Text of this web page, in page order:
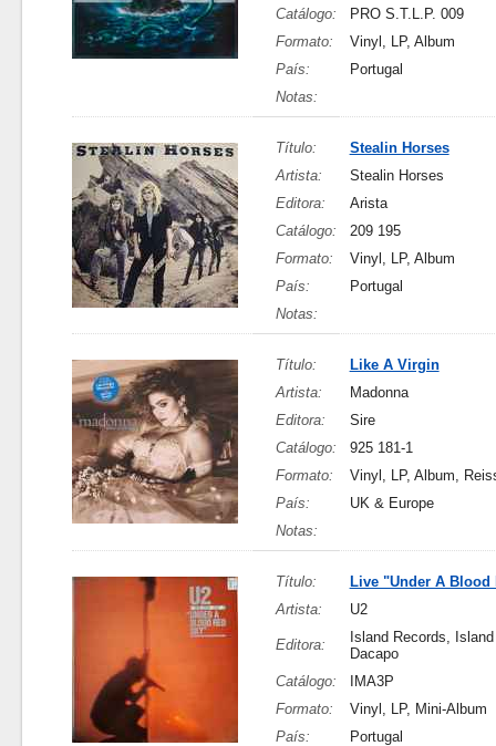
Catálogo:
PRO S.T.L.P. 009
Formato:
Vinyl, LP, Album
País:
Portugal
Notas:
Título:
Stealin Horses
Artista:
Stealin Horses
Editora:
Arista
Catálogo:
209 195
Formato:
Vinyl, LP, Album
País:
Portugal
Notas:
Título:
Like A Virgin
Artista:
Madonna
Editora:
Sire
Catálogo:
925 181-1
Formato:
Vinyl, LP, Album,
País:
UK & Europe
Notas:
Título:
Live "Under A Blood
Artista:
U2
Editora:
Island Records,
Dacapo
Catálogo:
IMA3P
Formato:
Vinyl, LP, Mini-Album
País:
Portugal